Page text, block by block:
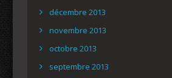
décembre 2013
novembre 2013
octobre 2013
septembre 2013